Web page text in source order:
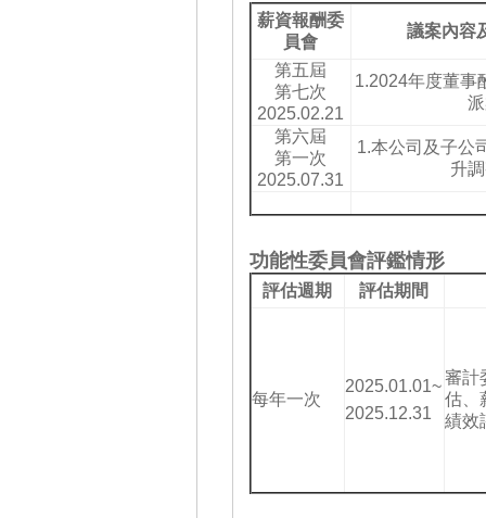
薪資報酬委
員會
議案內容
第五屆
第七次
2025.02.21
1.2024年度董事
第六屆
第一次
2025.07.31
1.本公司及子公
升
功能性委員會評鑑情形
評估週期 評估期間
每年一次
2025.01.01~
2025.12.31
審計
估、
績效